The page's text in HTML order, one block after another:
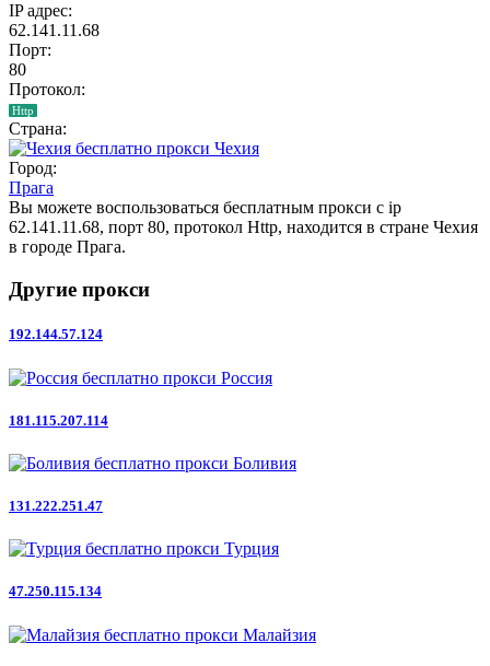
IP адрес:
62.141.11.68
Порт:
80
Протокол:
Http
Страна:
Чехия
Город:
Прага
Вы можете воспользоваться бесплатным прокси с ip
62.141.11.68, порт 80, протокол Http, находится в стране Чехия
в городе Прага.
Другие прокси
192.144.57.124
Россия
181.115.207.114
Боливия
131.222.251.47
Турция
47.250.115.134
Малайзия